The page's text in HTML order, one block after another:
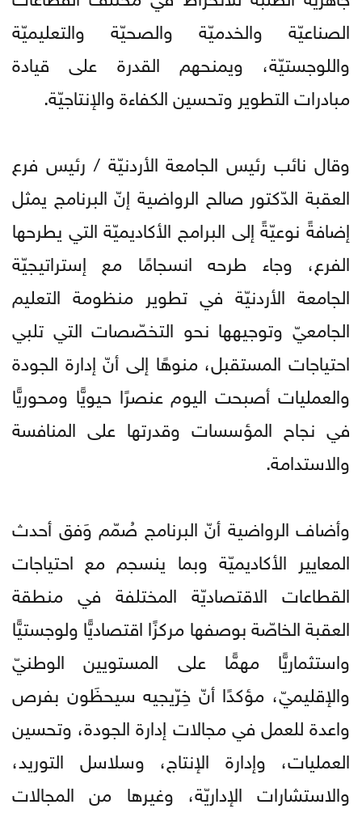
الصناعيّة والخدميّة والصحيّة والتعليميّة
واللوجستيّة، ويمنحهم القدرة على قيادة
مبادرات التطوير وتحسين الكفاءة والإنتاجيّة.
وقال نائب رئيس الجامعة الأردنيّة / رئيس فرع
العقبة الدّكتور صالح الرواضية إنّ البرنامج يمثل
إضافةً نوعيّةً إلى البرامج الأكاديميّة التي يطرحها
الفرع، وجاء طرحه انسجامًا مع إستراتيجيّة
الجامعة الأردنيّة في تطوير منظومة التعليم
الجامعيّ وتوجيهها نحو التخصّصات التي تلبي
احتياجات المستقبل، منوهًا إلى أنّ إدارة الجودة
والعمليات أصبحت اليوم عنصرًا حيويًّا ومحوريًّا
في نجاح المؤسسات وقدرتها على المنافسة
والاستدامة.
وأضاف الرواضية أنّ البرنامج صُمّم وَفق أحدث
المعايير الأكاديميّة وبما ينسجم مع احتياجات
القطاعات الاقتصاديّة المختلفة في منطقة
العقبة الخاصّة بوصفها مركزًا اقتصاديًّا ولوجستيًّا
واستثماريًّا مهمًّا على المستويين الوطنيّ
والإقليميّ، مؤكدًا أنّ خِرّيجيه سيحظَون بفرص
واعدة للعمل في مجالات إدارة الجودة، وتحسين
العمليات، وإدارة الإنتاج، وسلاسل التوريد،
والاستشارات الإداريّة، وغيرها من المجالات